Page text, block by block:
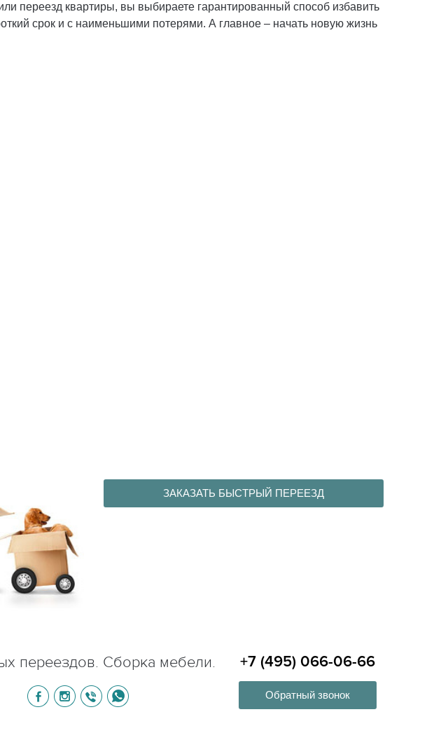
переезд квартиры, вы выбираете гарантированный способ избавить
срок и с наименьшими потерями. А главное – начать новую жизнь
ЗАКАЗАТЬ БЫСТРЫЙ ПЕРЕЕЗД
переездов. Сборка мебели. +7 (495) 066-06-66
Обратный звонок